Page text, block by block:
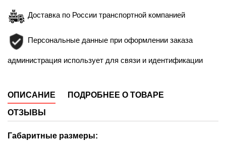
Доставка по России транспортной компанией
Персональные данные при оформлении заказа
администрация использует для связи и идентификации
ОПИСАНИЕ
ПОДРОБНЕЕ О ТОВАРЕ
ОТЗЫВЫ
Габаритные размеры: